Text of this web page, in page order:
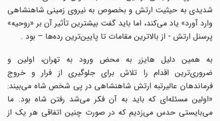
شدیدی به حیثیت ارتش و بخصوص به نیروی زمینی شاهنشاهی
وارد آورد» یاد می‌کند، اما باید گفت بیشترین تأثیر آن بر «روحیه»
پرسنل ارتش - از بالاترین مقامات تا پایین‌ترین رده‌ها – بود .
به همین دلیل هایزر به محض ورود به تهران، اولین و
ضروری‌ترین اقدام را تلاش برای جلوگیری از فرار و خروج
فرماندهان عالیرتبه ارتش شاهنشاهی در پی شخص شاه می‌بیند:
«اولین مسئله‌ای که باید به آن فکر می‌شد رفتن شاه بود. ما
می‌بایستی حدس می‌زدیم که در صورت چنین اتفاقی هر یک از